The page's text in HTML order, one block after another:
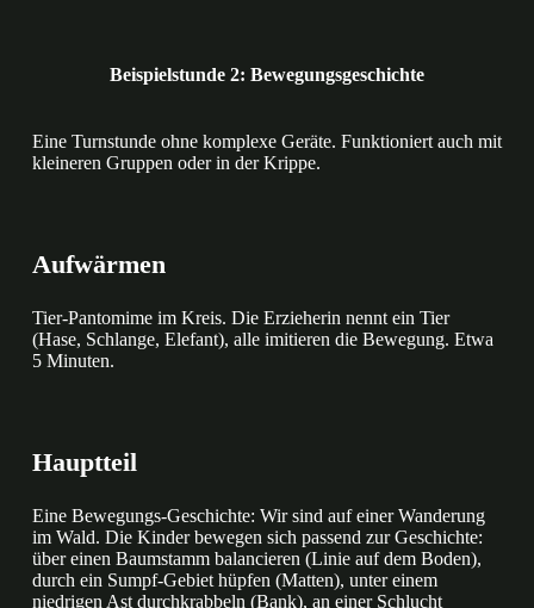
Beispielstunde 2: Bewegungsgeschichte
Eine Turnstunde ohne komplexe Geräte. Funktioniert auch mit
kleineren Gruppen oder in der Krippe.
Aufwärmen
Tier-Pantomime im Kreis. Die Erzieherin nennt ein Tier
(Hase, Schlange, Elefant), alle imitieren die Bewegung. Etwa
5 Minuten.
Hauptteil
Eine Bewegungs-Geschichte: Wir sind auf einer Wanderung
im Wald. Die Kinder bewegen sich passend zur Geschichte:
über einen Baumstamm balancieren (Linie auf dem Boden),
durch ein Sumpf-Gebiet hüpfen (Matten), unter einem
niedrigen Ast durchkrabbeln (Bank), an einer Schlucht